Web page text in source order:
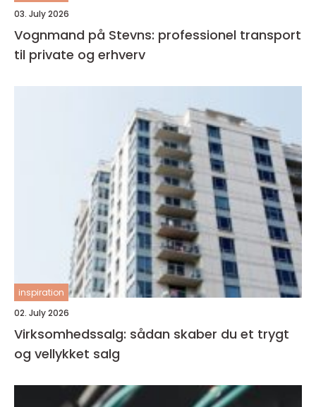
03. July 2026
Vognmand på Stevns: professionel transport
til private og erhverv
inspiration
02. July 2026
Virksomhedssalg: sådan skaber du et trygt
og vellykket salg